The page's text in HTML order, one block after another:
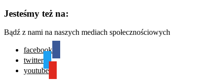
Jesteśmy też na:
Bądź z nami na naszych mediach społecznościowych
facebook
twitter
youtube